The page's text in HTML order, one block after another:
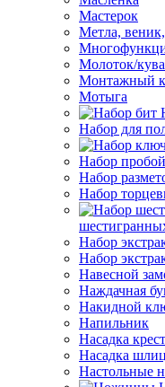
Мастерок
Метла,
Молоток/
Монтажный
Мотыга
Набор для
Набор
Набор
Набор
Набор
Набор
Навесной
Наждачная
Накидной
Напильник
Насадка
Насадка
Настольные